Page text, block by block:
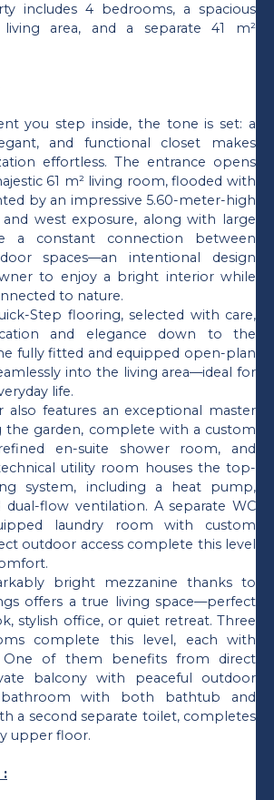
includes 4 bedrooms, a spacious
living area, and a separate 41 m²
you step inside, the tone is set: a
and functional closet makes
effortless. The entrance opens
61 m² living room, flooded with
by an impressive 5.60-meter-high
west exposure, along with large
a constant connection between
spaces—an intentional design
to enjoy a bright interior while
to nature.
Step flooring, selected with care,
and elegance down to the
fully fitted and equipped open-plan
into the living area—ideal for
life.
also features an exceptional master
the garden, complete with a custom
en-suite shower room, and
utility room houses the top-
system, including a heat pump,
dual-flow ventilation. A separate WC
laundry room with custom
outdoor access complete this level
bright mezzanine thanks to
offers a true living space—perfect
stylish office, or quiet retreat. Three
complete this level, each with
One of them benefits from direct
balcony with peaceful outdoor
with both bathtub and
a second separate toilet, completes
upper floor.
: